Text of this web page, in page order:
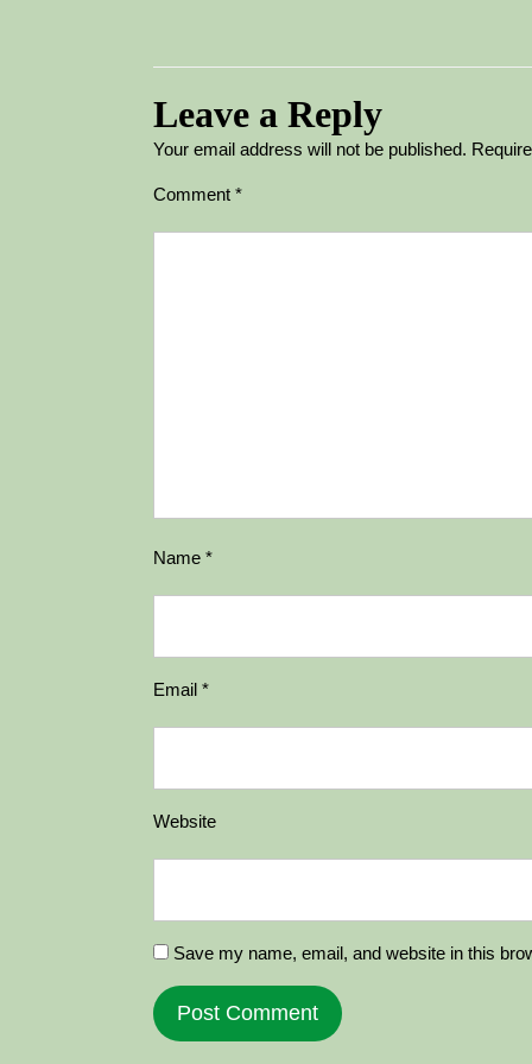
Leave a Reply
Your email address will not be published.
Comment *
Name *
Email *
Website
Save my name, email, and website in this